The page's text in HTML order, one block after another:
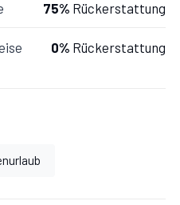
75% Rückerstattung
0% Rückerstattung